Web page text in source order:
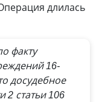
длилась
факту
16-
досудебное
2 статьи 106